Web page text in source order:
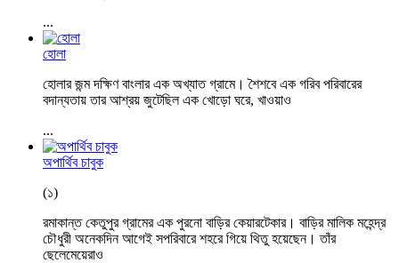
...
হোলা
হোলার জন্ম দক্ষিণ বাংলার এক অখ্যাত গ্রামে। শৈশবে এক গরিব পরিবারের
বদান্যতায় তার আশ্রয় জুটেছিল এক খোড়ো ঘরে, খাওয়াও
...
অপার্থিব চাবুক
(১)
রমাকান্ত কেতুপুর গ্রামের এক পুরনো বাড়ির কেয়ারটেকার। বাড়ির মালিক মহেন্দ্র
চৌধুরী অনেকদিন আগেই সপরিবারে শহরে গিয়ে থিতু হয়েছেন। তাঁর
ছেলেমেয়েরাও